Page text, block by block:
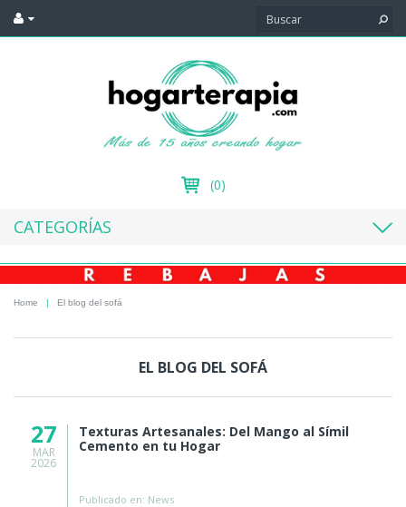
(0)
CATEGORÍAS
Home | El blog del sofá
EL BLOG DEL SOFÁ
Texturas Artesanales: Del Mango al Símil
Cemento en tu Hogar
27
MAR
2026
Publicado en: News